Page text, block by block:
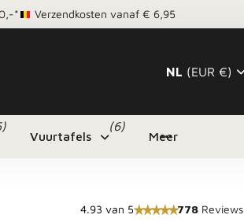
* Verzendkosten vanaf € 6,95
NL (EUR €)
Vuurtafels
(6)
Meer
4.93 van 5 778 Reviews